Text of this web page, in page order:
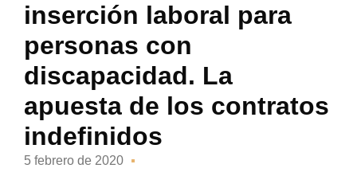
inserción laboral para
personas con
discapacidad. La
apuesta de los contratos
indefinidos
5 febrero de 2020